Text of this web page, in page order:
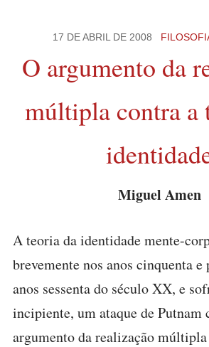
17 DE ABRIL DE 2008
O argumento da
múltipla contra a
Miguel Amen
A teoria da identidade mente-
brevemente nos anos cinquenta
anos sessenta do século XX, e
incipiente, um ataque de Putnam
argumento da realização